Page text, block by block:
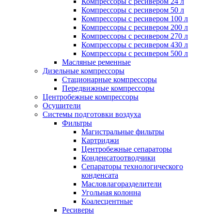
Компрессоры с ресивером 50 л
Компрессоры с ресивером 100 л
Компрессоры с ресивером 200 л
Компрессоры с ресивером 270 л
Компрессоры с ресивером 430 л
Компрессоры с ресивером 500 л
Масляные ременные
Дизельные компрессоры
Стационарные компрессоры
Передвижные компрессоры
Центробежные компрессоры
Осушители
Системы подготовки воздуха
Фильтры
Магистральные фильтры
Картриджи
Центробежные сепараторы
Конденсатоотводчики
Сепараторы технологического
конденсата
Масловлагоразделители
Угольная колонна
Коалесцентные
Ресиверы